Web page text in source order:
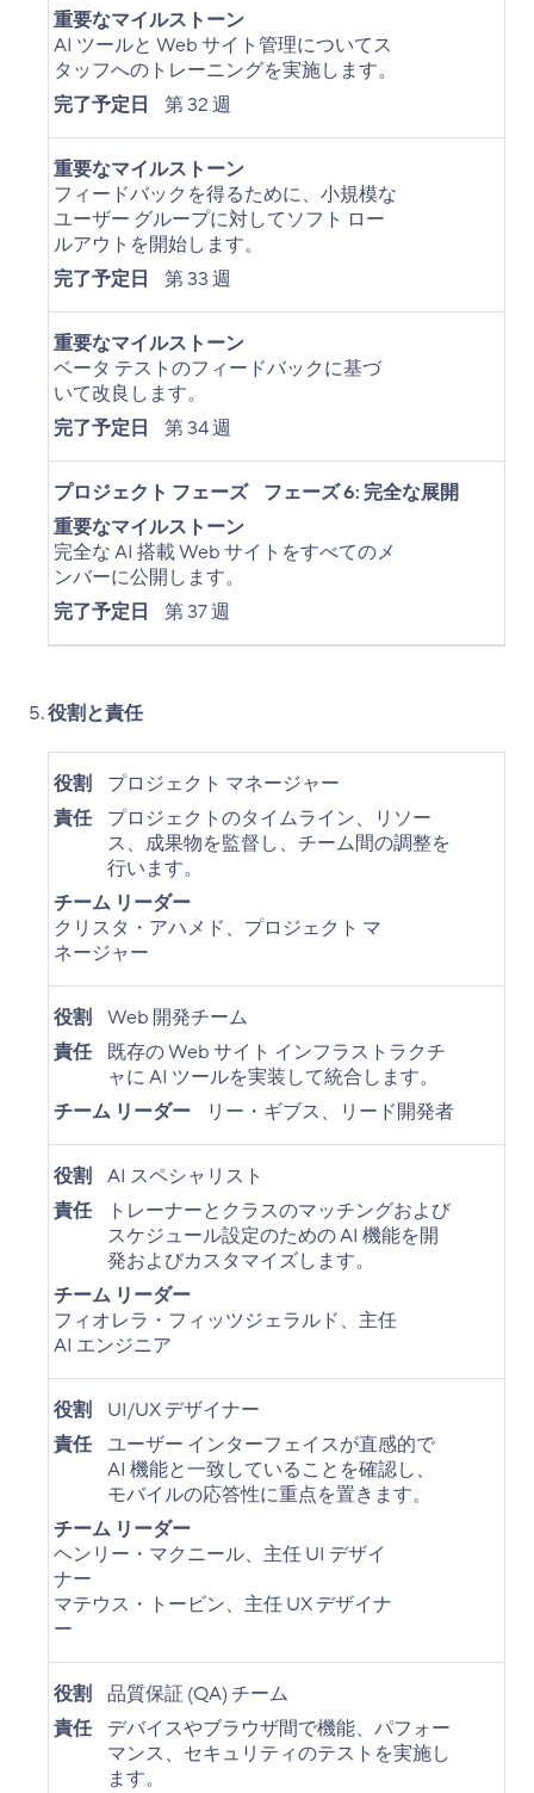
重要なマイルストーン
AI ツールと Web サイト管理についてス
タッフへのトレーニングを実施します。
完了予定日
第 32 週
重要なマイルストーン
フィードバックを得るために、小規模な
ユーザー グループに対してソフト ロー
ルアウトを開始します。
完了予定日
第 33 週
重要なマイルストーン
ベータ テストのフィードバックに基づ
いて改良します。
完了予定日
第 34 週
プロジェクト フェーズ
フェーズ 6: 完全な展開
重要なマイルストーン
完全な AI 搭載 Web サイトをすべてのメ
ンバーに公開します。
完了予定日
第 37 週
役割と責任
役割
プロジェクト マネージャー
責任
プロジェクトのタイムライン、リソー
ス、成果物を監督し、チーム間の調整を
行います。
チーム リーダー
クリスタ・アハメド、プロジェクト マ
ネージャー
役割
Web 開発チーム
責任
既存の Web サイト インフラストラクチ
ャに AI ツールを実装して統合します。
チーム リーダー
リー・ギブス、リード開発者
役割
AI スペシャリスト
責任
トレーナーとクラスのマッチングおよび
スケジュール設定のための AI 機能を開
発およびカスタマイズします。
チーム リーダー
フィオレラ・フィッツジェラルド、主任
AI エンジニア
役割
UI/UX デザイナー
責任 ユーザー インターフェイスが直感的で
AI 機能と一致していることを確認し、
モバイルの応答性に重点を置きます。
チーム リーダー
ヘンリー・マクニール、主任 UI デザイ
ナー
マテウス・トービン、主任 UX デザイナ
ー
役割
品質保証 (QA) チーム
責任
デバイスやブラウザ間で機能、パフォー
マンス、セキュリティのテストを実施し
ます。